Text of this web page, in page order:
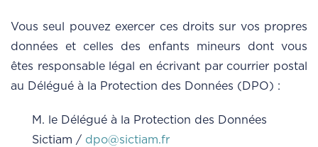
Vous seul pouvez exercer ces droits sur vos propres
données et celles des enfants mineurs dont vous
êtes responsable légal en écrivant par courrier postal
au Délégué à la Protection des Données (DPO) :
M. le Délégué à la Protection des Données
Sictiam / dpo@sictiam.fr